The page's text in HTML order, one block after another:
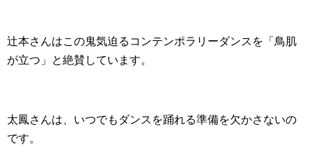
辻本さんはこの鬼気迫るコンテンポラリーダンスを「鳥肌
が立つ」と絶賛しています。
太鳳さんは、いつでもダンスを踊れる準備を欠かさないの
です。